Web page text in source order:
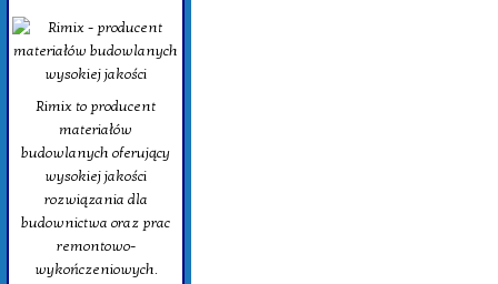
Rimix to producent
materiałów
budowlanych oferujący
wysokiej jakości
rozwiązania dla
budownictwa oraz prac
remontowo-
wykończeniowych.